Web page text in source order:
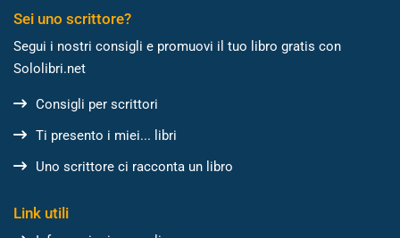
Sei uno scrittore?
Segui i nostri consigli e promuovi il tuo libro gratis con
Sololibri.net
Consigli per scrittori
Ti presento i miei... libri
Uno scrittore ci racconta un libro
Link utili